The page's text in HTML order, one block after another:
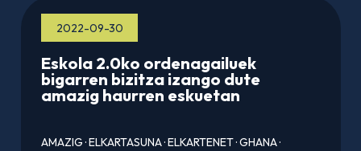
2022-09-30
Eskola 2.0ko ordenagailuek
bigarren bizitza izango dute
amazig haurren eskuetan
AMAZIG·ELKARTASUNA·ELKARTENET·GHANA·